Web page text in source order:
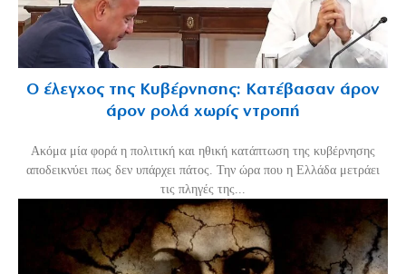
Ο έλεγχος της Κυβέρνησης: Κατέβασαν άρον
άρον ρολά χωρίς ντροπή
Ακόμα μία φορά η πολιτική και ηθική κατάπτωση της κυβέρνησης
αποδεικνύει πως δεν υπάρχει πάτος. Την ώρα που η Ελλάδα μετράει
τις πληγές της...